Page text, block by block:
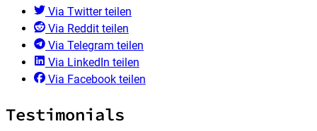
Via Twitter teilen
Via Reddit teilen
Via Telegram teilen
Via LinkedIn teilen
Via Facebook teilen
Testimonials